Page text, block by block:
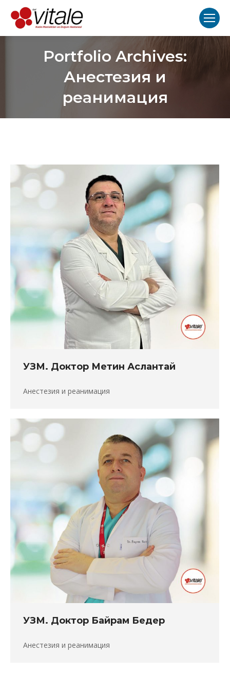
Portfolio Archives:
Анестезия и
реанимация
УЗМ. Доктор Метин Аслантай
Анестезия и реанимация
УЗМ. Доктор Байрам Бедер
Анестезия и реанимация